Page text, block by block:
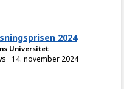
2024
Universitet
14. november 2024